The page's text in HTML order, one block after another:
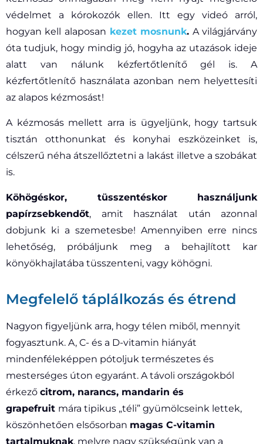
védelmet a kórokozók ellen. Itt egy videó arról,
hogyan kell alaposan kezet mosnunk. A világjárvány
óta tudjuk, hogy mindig jó, hogyha az utazások ideje
alatt van nálunk kézfertőtlenítő gél is. A
kézfertőtlenítő használata azonban nem helyettesíti
az alapos kézmosást!
A kézmosás mellett arra is ügyeljünk, hogy tartsuk
tisztán otthonunkat és konyhai eszközeinket is,
célszerű néha átszellőztetni a lakást illetve a szobákat
is.
Köhögéskor, tüsszentéskor használjunk
papírzsebkendőt, amit használat után azonnal
dobjunk ki a szemetesbe! Amennyiben erre nincs
lehetőség, próbáljunk meg a behajlított kar
könyökhajlatába tüsszenteni, vagy köhögni.
Megfelelő táplálkozás és étrend
Nagyon figyeljünk arra, hogy télen miből, mennyit
fogyasztunk. A, C- és a D-vitamin hiányát
mindenféleképpen pótoljuk természetes és
mesterséges úton egyaránt. A távoli országokból
érkező citrom, narancs, mandarin és
grapefruit mára tipikus „téli” gyümölcseink lettek,
köszönhetően elsősorban magas C-vitamin
tartalmuknak, melyre nagy szükségünk van a